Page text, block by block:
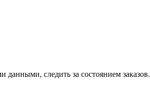
следить за состоянием заказов.